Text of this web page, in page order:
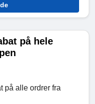
på hele
på alle ordrer fra